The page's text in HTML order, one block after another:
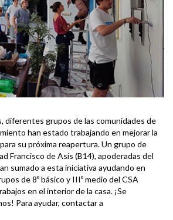
diferentes grupos de las comunidades de
han estado trabajando en mejorar la
su próxima reapertura. Un grupo de
Francisco de Asís (B14), apoderadas del
sumado a esta iniciativa ayudando en
de 8º básico y IIIº medio del CSA
en el interior de la casa. ¡Se
Para ayudar, contactar a